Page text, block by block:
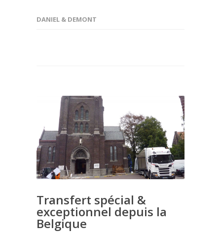
DANIEL & DEMONT
Transfert spécial &
exceptionnel depuis la
Belgique